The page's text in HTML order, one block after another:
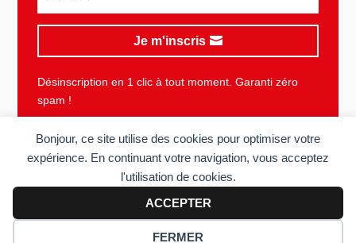
Bonjour, ce site utilise des cookies pour optimiser votre
expérience. En continuant votre navigation, vous acceptez
l'utilisation de cookies.
ACCEPTER
FERMER
Je m'inscris
Désinscription en 1 clic à tout moment. Garanti zéro
spam !
Plan du site Mentions légales Vie privée
Copyright © 2006-2026 Sens du client. Tous droits réservés. Réalisé
parAcolyte.